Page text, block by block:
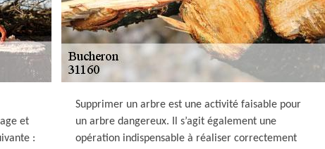
et
:
Supprimer un arbre est une activité faisable pour
un arbre dangereux. Il s’agit également une
opération indispensable à réaliser correctement